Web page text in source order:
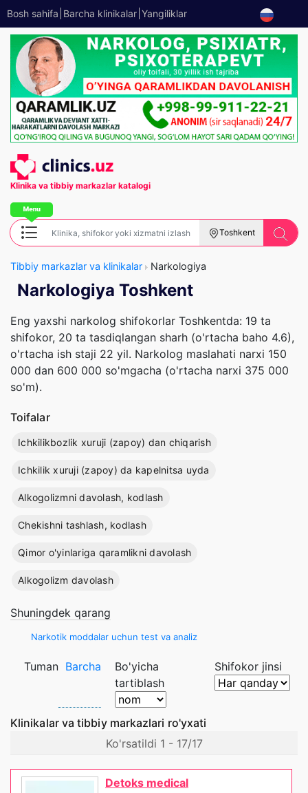
Bosh sahifa Barcha klinikalar Yangiliklar
Klinika va tibbiy markazlar katalogi
Toshkent
Tibbiy markazlar va klinikalar Narkologiya
Narkologiya Toshkent
Eng yaxshi narkolog shifokorlar Toshkentda: 19 ta
shifokor, 20 ta tasdiqlangan sharh (o'rtacha baho 4.6),
o'rtacha ish staji 22 yil. Narkolog maslahati narxi 150
000 dan 600 000 so'mgacha (o'rtacha narxi 375 000
so'm).
Toifalar
Ichkilikbozlik xuruji (zapoy) dan chiqarish
Ichkilik xuruji (zapoy) da kapelnitsa uyda
Alkogolizmni davolash, kodlash
Chekishni tashlash, kodlash
Qimor o'yinlariga qaramlikni davolash
Alkogolizm davolash
Shuningdek qarang
Narkotik moddalar uchun test va analiz
Tuman Barcha
Bo'yicha
tartiblash
Shifokor jinsi
Klinikalar va tibbiy markazlari ro'yxati
Ko'rsatildi 1 - 17/17
Detoks medical